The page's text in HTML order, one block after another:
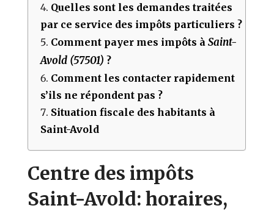
Quelles sont les demandes traitées
par ce service des impôts particuliers ?
Comment payer mes impôts àSaint-
Avold (57501) ?
Comment les contacter rapidement
s’ils ne répondent pas ?
Situation fiscale des habitants à
Saint-Avold
Centre des impôts
Saint-Avold: horaires,